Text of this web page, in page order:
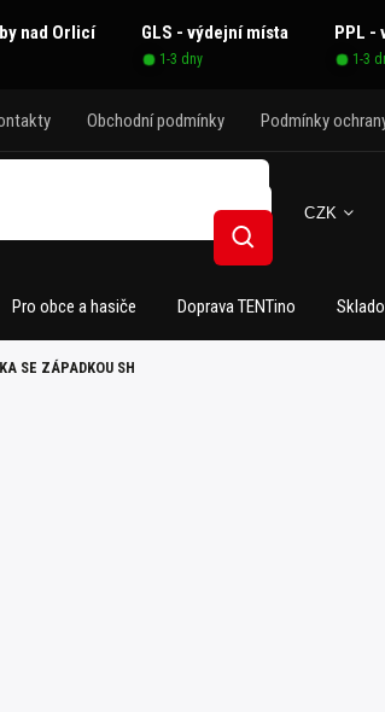
nad Orlicí GLS - výdejní místa PPL -
1-3 dny 1-3
Obchodní podmínky Podmínky
CZK
Hledat
Pro obce a hasiče Doprava TENTino
SE ZÁPADKOU SH